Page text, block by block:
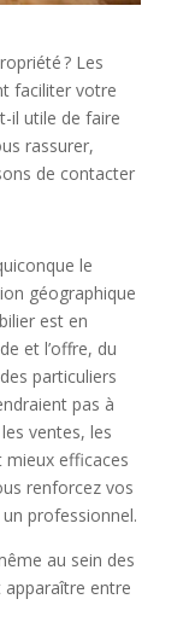
? Les
faciliter votre
il utile de faire
rassurer,
de contacter
le
géographique
est en
et l’offre, du
particuliers
pas à
ventes, les
efficaces
renforcez vos
professionnel.
au sein des
apparaître entre